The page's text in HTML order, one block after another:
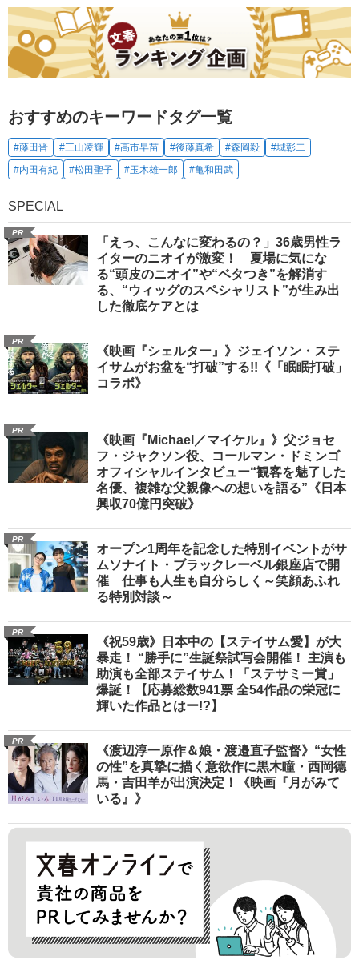
おすすめのキーワードタグ一覧
#藤田晋 #三山凌輝 #高市早苗 #後藤真希 #森岡毅
#城彰二
#内田有紀
#松田聖子 #玉木雄一郎 #亀和田武
SPECIAL
PR
「えっ、こんなに変わるの？」36歳男性ラ
イターのニオイが激変！ 夏場に気にな
る“頭皮のニオイ”や“ベタつき”を解消す
る、“ウィッグのスペシャリスト”が生み出
した徹底ケアとは
PR
《映画『シェルター』》ジェイソン・ステ
イサムがお盆を“打破”する!!《「眠眠打破」
コラボ》
PR
《映画『Michael／マイケル』》父ジョセ
フ・ジャクソン役、コールマン・ドミンゴ
オフィシャルインタビュー“観客を魅了した
名優、複雑な父親像への想いを語る”《日本
興収70億円突破》
PR
オープン1周年を記念した特別イベントがサ
ムソナイト・ブラックレーベル銀座店で開
催 仕事も人生も自分らしく～笑顔あふれ
る特別対談～
PR
《祝59歳》日本中の【ステイサム愛】が大
暴走！ “勝手に”生誕祭試写会開催！ 主演も
助演も全部ステイサム！「ステサミー賞」
爆誕！【応募総数941票 全54作品の栄冠に
輝いた作品とはー!?】
PR
《渡辺淳一原作＆娘・渡邉直子監督》“女性
の性”を真摯に描く意欲作に黒木瞳・西岡德
馬・吉田羊が出演決定！《映画『月がみて
いる』》